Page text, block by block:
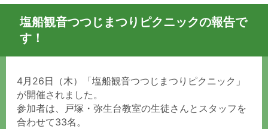
塩船観音つつじまつりピクニックの報告で
す！
4月26日（木）「塩船観音つつじまつりピクニック」
が開催されました。
参加者は、戸塚・弥生台教室の生徒さんとスタッフを
合わせて33名。